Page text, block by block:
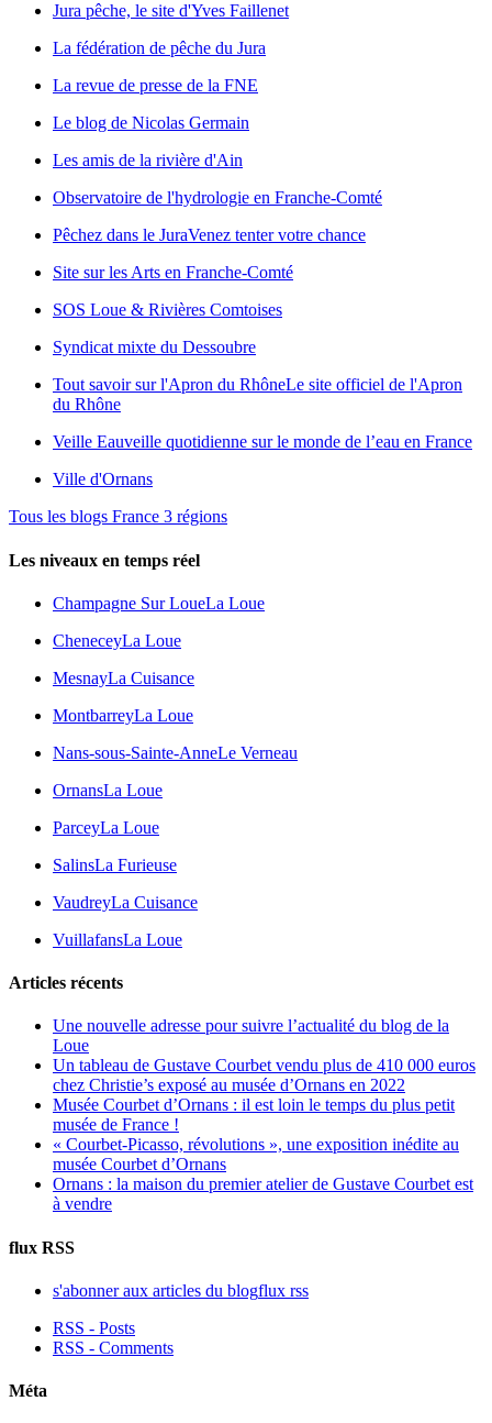
Jura pêche, le site d'Yves Faillenet
La fédération de pêche du Jura
La revue de presse de la FNE
Le blog de Nicolas Germain
Les amis de la rivière d'Ain
Observatoire de l'hydrologie en Franche-Comté
Pêchez dans le JuraVenez tenter votre chance
Site sur les Arts en Franche-Comté
SOS Loue & Rivières Comtoises
Syndicat mixte du Dessoubre
Tout savoir sur l'Apron du RhôneLe site officiel de l'Apron
du Rhône
Veille Eauveille quotidienne sur le monde de l’eau en France
Ville d'Ornans
Tous les blogs France 3 régions
Les niveaux en temps réel
Champagne Sur LoueLa Loue
CheneceyLa Loue
MesnayLa Cuisance
MontbarreyLa Loue
Nans-sous-Sainte-AnneLe Verneau
OrnansLa Loue
ParceyLa Loue
SalinsLa Furieuse
VaudreyLa Cuisance
VuillafansLa Loue
Articles récents
Une nouvelle adresse pour suivre l’actualité du blog de la
Loue
Un tableau de Gustave Courbet vendu plus de 410 000 euros
chez Christie’s exposé au musée d’Ornans en 2022
Musée Courbet d’Ornans : il est loin le temps du plus petit
musée de France !
« Courbet-Picasso, révolutions », une exposition inédite au
musée Courbet d’Ornans
Ornans : la maison du premier atelier de Gustave Courbet est
à vendre
flux RSS
s'abonner aux articles du blogflux rss
RSS - Posts
RSS - Comments
Méta